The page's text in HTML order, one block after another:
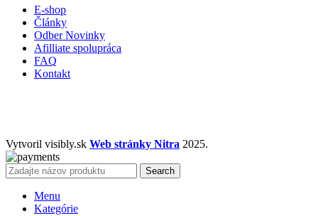
E-shop
Články
Odber Novinky
Afilliate spolupráca
FAQ
Kontakt
Vytvoril visibly.sk Web stránky Nitra 2025.
Search
Menu
Kategórie